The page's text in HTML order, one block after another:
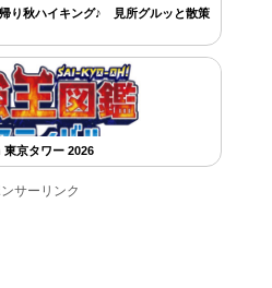
り秋ハイキング♪ 見所グルッと散策
京タワー 2026
サーリンク